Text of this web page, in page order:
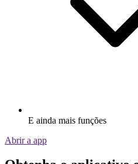
E ainda mais funções
Abrir a app